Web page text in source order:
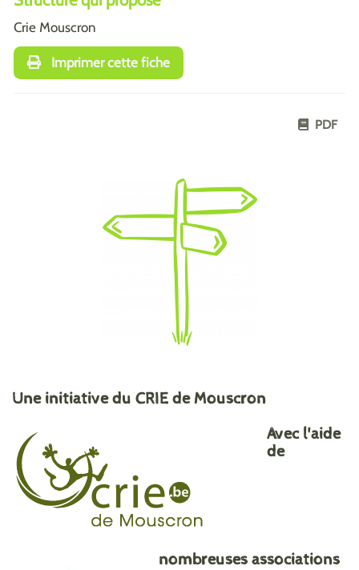
Crie Mouscron
Imprimer cette fiche
PDF
Une initiative du CRIE de Mouscron
Avec l'aide
de
nombreuses associations